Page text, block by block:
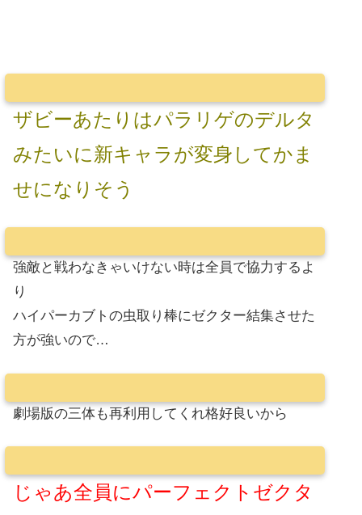
ザビーあたりはパラリゲのデルタ
みたいに新キャラが変身してかま
せになりそう
強敵と戦わなきゃいけない時は全員で協力するよ
り
ハイパーカブトの虫取り棒にゼクター結集させた
方が強いので…
劇場版の三体も再利用してくれ格好良いから
じゃあ全員にパーフェクトゼクタ